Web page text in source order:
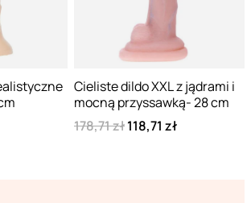
Cieliste dildo XXL z jądrami i
mocną przyssawką- 28 cm
178,71 zł118,71 zł